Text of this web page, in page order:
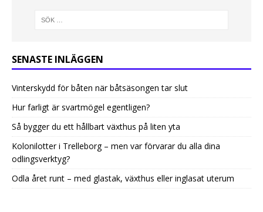
SENASTE INLÄGGEN
Vinterskydd för båten när båtsäsongen tar slut
Hur farligt är svartmögel egentligen?
Så bygger du ett hållbart växthus på liten yta
Kolonilotter i Trelleborg – men var förvarar du alla dina
odlingsverktyg?
Odla året runt – med glastak, växthus eller inglasat uterum